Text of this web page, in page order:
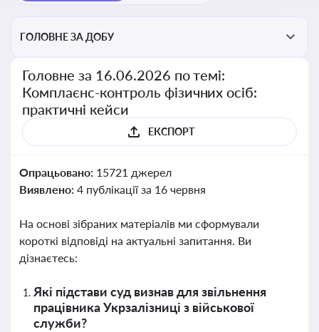
ГОЛОВНЕ ЗА ДОБУ
Головне за 16.06.2026 по темі:
Комплаєнс-контроль фізичних осіб:
практичні кейси
ЕКСПОРТ
Опрацьовано: 15721 джерел
Виявлено: 4 публікації за 16 червня
На основі зібраних матеріалів ми сформували
короткі відповіді на актуальні запитання. Ви
дізнаєтесь:
Які підстави суд визнав для звільнення
працівника Укрзалізниці з військової
служби?